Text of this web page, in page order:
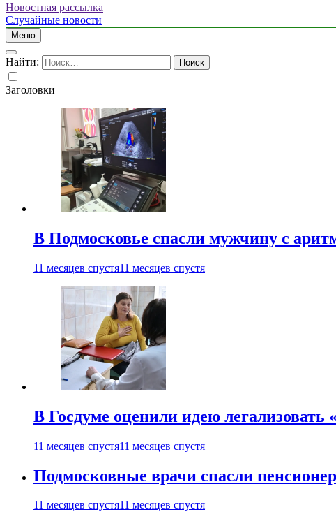
Новостная рассылка
Случайные новости
Меню
Найти:
Заголовки
В Подмосковье спасли мужчину с
11 месяцев спустя11 месяцев спустя
В Госдуме оценили идею легализовать
11 месяцев спустя11 месяцев спустя
Подмосковные врачи спасли
11 месяцев спустя11 месяцев спустя